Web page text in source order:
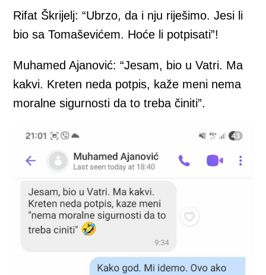
Rifat Škrijelj: “Ubrzo, da i nju riješimo. Jesi li
bio sa Tomaševićem. Hoće li potpisati”!
Muhamed Ajanović: “Jesam, bio u Vatri. Ma
kakvi. Kreten neda potpis, kaže meni nema
moralne sigurnosti da to treba činiti”.